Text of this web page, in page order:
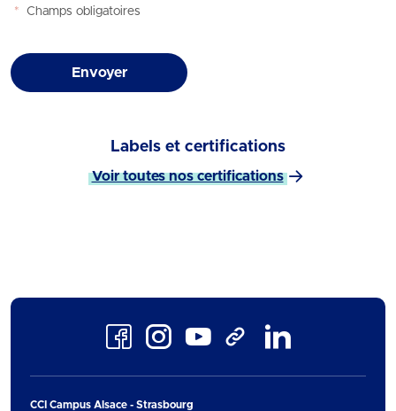
* Champs obligatoires
Envoyer
Labels et certifications
Voir toutes nos certifications
FacebookInstagramYoutube TikTok
CCI Campus Alsace - Strasbourg